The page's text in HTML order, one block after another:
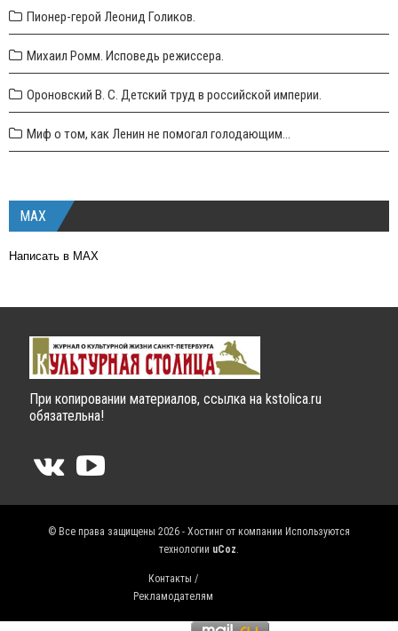
Пионер-герой Леонид Голиков.
Михаил Ромм. Исповедь режиссера.
Ороновский В. С. Детский труд в российской империи.
Миф о том, как Ленин не помогал голодающим...
MAX
Написать в MAX
При копировании материалов, ссылка на kstolica.ru
обязательна!
© Все права защищены 2026 - Хостинг от компании Используются
технологии uCoz.
Контакты /
Рекламодателям